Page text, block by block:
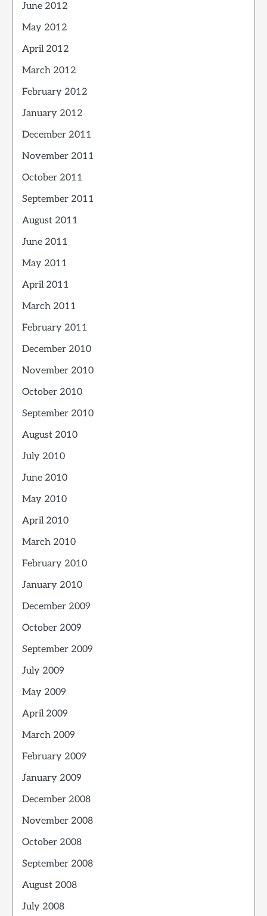
June 2012
May 2012
April 2012
March 2012
February 2012
January 2012
December 2011
November 2011
October 2011
September 2011
August 2011
June 2011
May 2011
April 2011
March 2011
February 2011
December 2010
November 2010
October 2010
September 2010
August 2010
July 2010
June 2010
May 2010
April 2010
March 2010
February 2010
January 2010
December 2009
October 2009
September 2009
July 2009
May 2009
April 2009
March 2009
February 2009
January 2009
December 2008
November 2008
October 2008
September 2008
August 2008
July 2008